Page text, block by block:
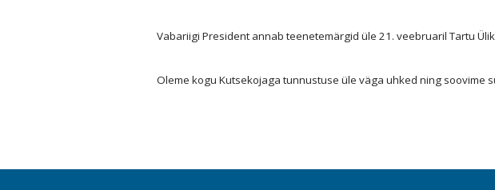
Vabariigi President annab teenetemärgid üle 21. veebruaril Tartu
Oleme kogu Kutsekojaga tunnustuse üle väga uhked ning soovime